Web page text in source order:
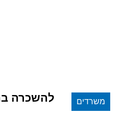
משרדים להשכרה